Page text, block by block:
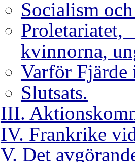
Socialism
kvinnorna,
Varför Fjärde
Slutsats.
III.
IV. Frankrike
V. Det